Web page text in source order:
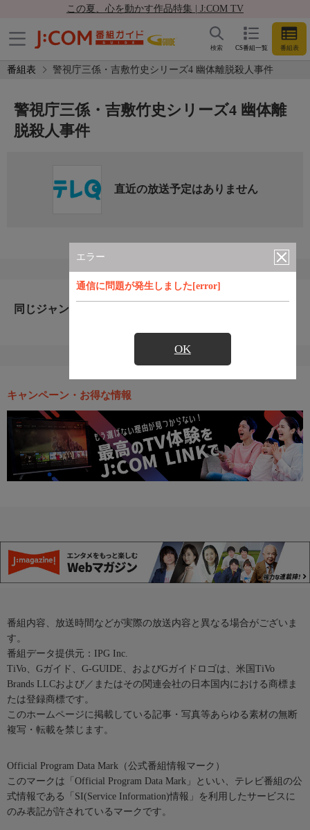
この夏、心を動かす作品特集 | J:COM TV
CS番組一覧 番組表
検索
番組表 警視庁三係・吉敷竹史シリーズ4 幽体離脱殺人事件
エラー
通信に問題が発生しました[error]
OK
警視庁三係・吉敷竹史シリーズ4 幽体離
脱殺人事件
直近の放送予定はありません
同じジャンルのおすすめ番組
キャンペーン・お得な情報
番組内容、放送時間などが実際の放送内容と異なる場合がございま
す。
番組データ提供元：IPG Inc.
TiVo、Gガイド、G-GUIDE、およびGガイドロゴは、米国TiVo
Brands LLCおよび／またはその関連会社の日本国内における商標ま
たは登録商標です。
このホームページに掲載している記事・写真等あらゆる素材の無断
複写・転載を禁じます。
Official Program Data Mark（公式番組情報マーク）
このマークは「Official Program Data Mark」といい、テレビ番組の公
式情報である「SI(Service Information)情報」を利用したサービスに
のみ表記が許されているマークです。